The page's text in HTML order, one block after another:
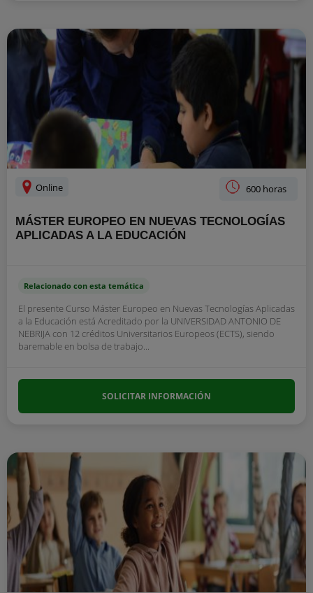
Online 600 horas
MÁSTER EUROPEO EN NUEVAS TECNOLOGÍAS
APLICADAS A LA EDUCACIÓN
Relacionado con esta temática
El presente Curso Máster Europeo en Nuevas Tecnologías Aplicadas
a la Educación está Acreditado por la UNIVERSIDAD ANTONIO DE
NEBRIJA con 12 créditos Universitarios Europeos (ECTS), siendo
baremable en bolsa de trabajo...
SOLICITAR INFORMACIÓN